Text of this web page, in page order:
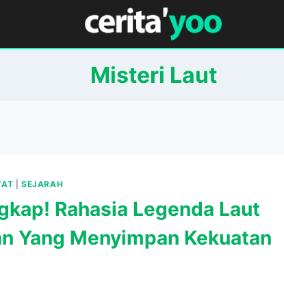
Misteri Laut
|SEJARAH
Rahasia Legenda Laut
Yang Menyimpan Kekuatan